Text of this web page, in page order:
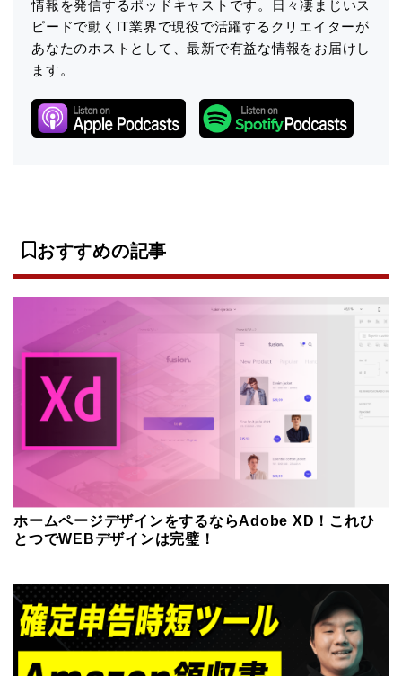
情報を発信するポッドキャストです。日々凄まじいス
ピードで動くIT業界で現役で活躍するクリエイターが
あなたのホストとして、最新で有益な情報をお届けし
ます。
おすすめの記事
ホームページデザインをするならAdobe XD！これひ
とつでWEBデザインは完璧！